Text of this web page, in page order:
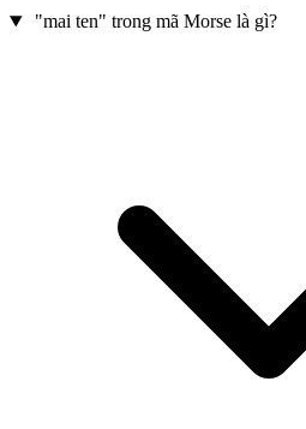
"mai ten" trong mã Morse là gì?